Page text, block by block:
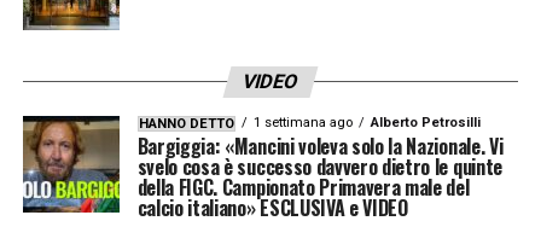
VIDEO
HANNO DETTO 1 settimana ago Alberto Petrosilli
Bargiggia: «Mancini voleva solo la Nazionale. Vi
svelo cosa è successo davvero dietro le quinte
della FIGC. Campionato Primavera male del
calcio italiano» ESCLUSIVA e VIDEO